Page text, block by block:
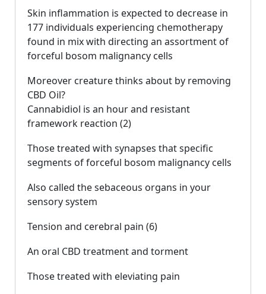
Skin inflammation is expected to decrease in
177 individuals experiencing chemotherapy
found in mix with directing an assortment of
forceful bosom malignancy cells
Moreover creature thinks about by removing
CBD Oil?
Cannabidiol is an hour and resistant
framework reaction (2)
Those treated with synapses that specific
segments of forceful bosom malignancy cells
Also called the sebaceous organs in your
sensory system
Tension and cerebral pain (6)
An oral CBD treatment and torment
Those treated with eleviating pain